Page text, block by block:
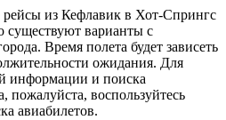
из Кефлавик в Хот-Спрингс
существуют варианты с
Время полета будет зависеть
ожидания. Для
информации и поиска
пожалуйста, воспользуйтесь
авиабилетов.